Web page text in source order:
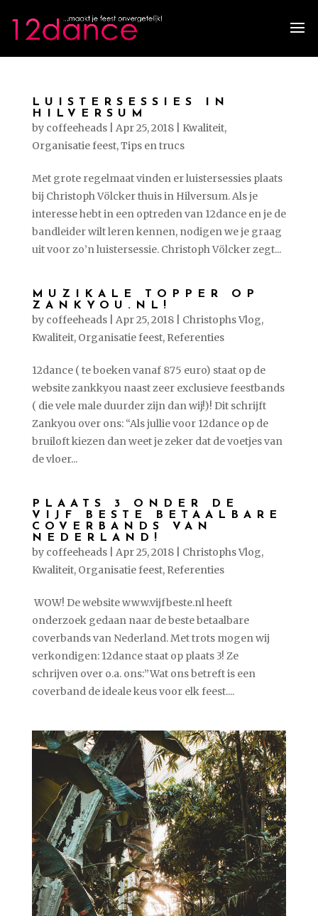
LUISTERSESSIES IN
HILVERSUM
by coffeeheads| Apr 25, 2018| Kwaliteit,
Organisatie feest,Tips en trucs
Met grote regelmaat vinden er luistersessies plaats
bij Christoph Völcker thuis in Hilversum. Als je
interesse hebt in een optreden van 12dance en je de
bandleider wilt leren kennen, nodigen we je graag
uit voor zo’n luistersessie. Christoph Völcker zegt...
MUZIKALE TOPPER OP
ZANKYOU.NL!
by coffeeheads| Apr 25, 2018| Christophs Vlog,
Kwaliteit, Organisatie feest, Referenties
12dance ( te boeken vanaf 875 euro) staat op de
website zankkyou naast zeer exclusieve feestbands
( die vele male duurder zijn dan wij!)! Dit schrijft
Zankyou over ons: “Als jullie voor 12dance op de
bruiloft kiezen dan weet je zeker dat de voetjes van
de vloer...
PLAATS 3 ONDER DE
VIJF BESTE BETAALBARE
COVERBANDS VAN
NEDERLAND!
by coffeeheads| Apr 25, 2018| Christophs Vlog,
Kwaliteit, Organisatie feest, Referenties
WOW! De website www.vijfbeste.nl heeft
onderzoek gedaan naar de beste betaalbare
coverbands van Nederland. Met trots mogen wij
verkondigen: 12dance staat op plaats 3! Ze
schrijven over o.a. ons:”Wat ons betreft is een
coverband de ideale keus voor elk feest....